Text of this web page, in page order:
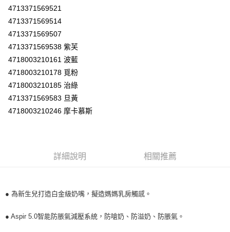
２．訂單成立數日內，您將收到繳費通知簡訊。
ATM／網路銀行／等多元方式進行付款，方視為交易完成。
※ 請注意：結帳手續完成當下不需立刻繳費，但若您需要取消訂單，請聯絡
購買商品的店家。未經商家同意取消之訂單仍視為有效，需透過AFTEE先享
後付繳納相關費用。
※ 交易是否成功請以「AFTEE先享後付 」之結帳頁面顯示為準，若有關於
是否繳費成功／繳費後需取消欲退款等相關疑問，請聯繫「AFTEE先享後付
【注意事項】
１．透過由恩沛科技股份有限公司提供之「AFTEE先享後付」服務完成之交
易，需依本服務之必要範圍內提供個人資料，並將交易相關給付款項請求債
３．未成年的使用者請事先徵得法定代理人或監護人之同意方可使用
「AFTEE先享後付」，若未經同意申辦者引起之損失，本公司不負相關責
時審查核予不同之上限額度；若仍有額度不足之情形，本公司將視審查結果
請求用戶進行身份認證。
恩沛科技股份有限公司將有權停止該用戶之使用額度並採取法律行動。
每筆NT$60，滿NT$590(含以上)免運費
每筆NT$60，滿NT$590(含以上)免運費
付款後7-11取貨
每筆NT$60，滿NT$590(含以上)免運費
宅配
每筆NT$100，滿NT$590(含以上)免運費
4713371569521
4713371569514
4713371569507
4713371569538 紫芙
4718003210161 波藍
4718003210178 覓粉
4718003210185 治綠
4713371569583 旦黃
4718003210246 摩卡慕斯
詳細說明 相關推薦
● 為新生兒打造白金級奶嘴，擬造媽媽乳房觸感。
● Aspir 5.0智能防脹氣減壓系統，防嗆奶、防溢奶、防脹氣。